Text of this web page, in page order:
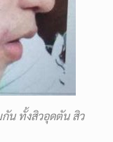
น ทั้งสิวอุดตัน สิว